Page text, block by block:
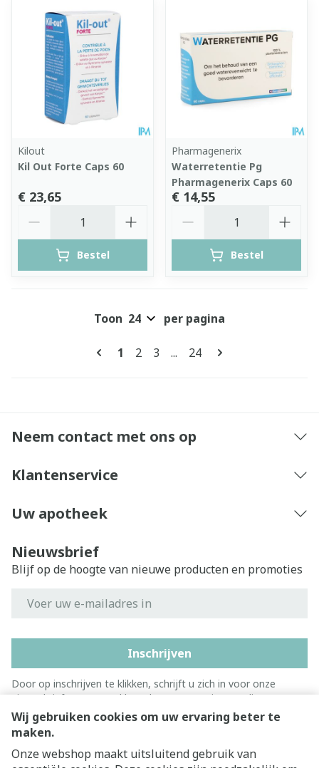
Wij gebruiken cookies om uw ervaring beter te
maken.
Onze webshop maakt uitsluitend gebruik van
Kilout
Kil Out Forte Caps 60
€ 23,65
Bestel
Pharmagenerix
Waterretentie Pg
Pharmagenerix Caps 60
€ 14,55
Bestel
Pagina's
U lees momenteel pagina
1 Pagina
2 Pagina
3 ... Pagina
24
Toon per pagina
Neem contact met ons op
Klantenservice
Uw apotheek
Nieuwsbrief
Blijf op de hoogte van nieuwe producten en promoties
Inschrijven
Door op inschrijven te klikken, schrijft u zich in voor onze
nieuwsbrief en gaat u akkoord met onzeprivacy policy.